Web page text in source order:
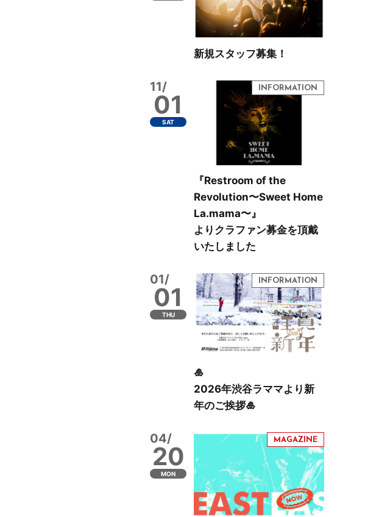
新規スタッフ募集！
11/
01
SAT
『Restroom of the
Revolution〜Sweet Home
La.mama〜』
よりクラファン募金を頂戴
いたしました
01/
01
THU
🎍
2026年渋谷ラママより新
年のご挨拶🎍
04/
20
MON